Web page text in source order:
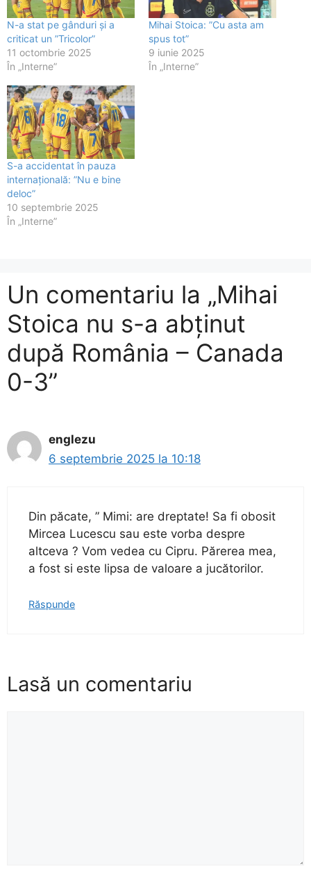
N-a stat pe gânduri și a
criticat un ”Tricolor”
11 octombrie 2025
În „Interne”
Mihai Stoica: ”Cu asta am
spus tot”
9 iunie 2025
În „Interne”
S-a accidentat în pauza
internațională: ”Nu e bine
deloc”
10 septembrie 2025
În „Interne”
Un comentariu la „Mihai
Stoica nu s-a abținut
după România – Canada
0-3”
englezu
6 septembrie 2025 la 10:18
Din păcate, ” Mimi: are dreptate! Sa fi obosit
Mircea Lucescu sau este vorba despre
altceva ? Vom vedea cu Cipru. Părerea mea,
a fost si este lipsa de valoare a jucătorilor.
Răspunde
Lasă un comentariu